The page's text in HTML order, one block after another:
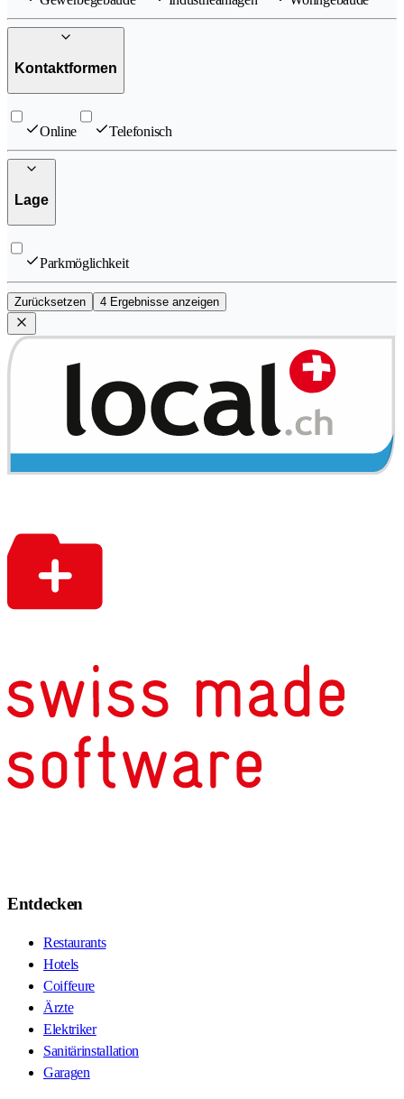
Kontaktformen
Online Telefonisch
Lage
Parkmöglichkeit
Zurücksetzen 4 Ergebnisse anzeigen
Entdecken
Restaurants
Hotels
Coiffeure
Ärzte
Elektriker
Sanitärinstallation
Garagen